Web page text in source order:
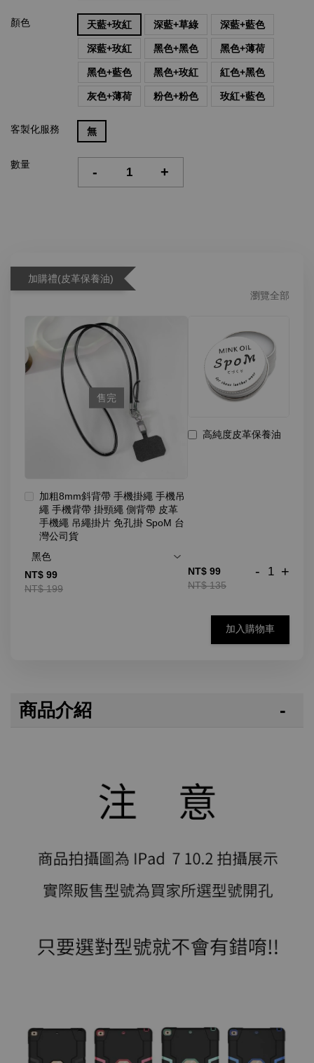
顏色 天藍+玫紅 深藍+草綠 深藍+藍色
深藍+玫紅 黑色+黑色 黑色+薄荷
黑色+藍色 黑色+玫紅 紅色+黑色
灰色+薄荷 粉色+粉色 玫紅+藍色
客製化服務 無
數量 - +
加購禮(皮革保養油)
瀏覽全部
售完
加粗8mm斜背帶 手機掛繩 手機吊
繩 手機背帶 掛頸繩 側背帶 皮革
手機繩 吊繩掛片 免孔掛 SpoM 台
灣公司貨
NT$ 99
NT$ 199
高純度皮革保養油
NT$ 99
NT$ 135
- +
加入購物車
商品介紹